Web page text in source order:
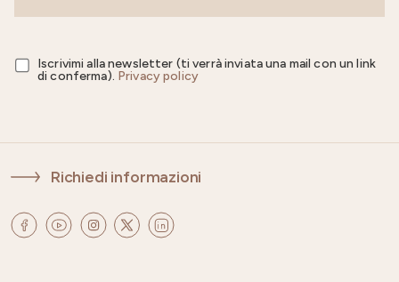
Iscrivimi alla newsletter (ti verrà inviata una mail con un link
di conferma). Privacy policy
Richiedi informazioni